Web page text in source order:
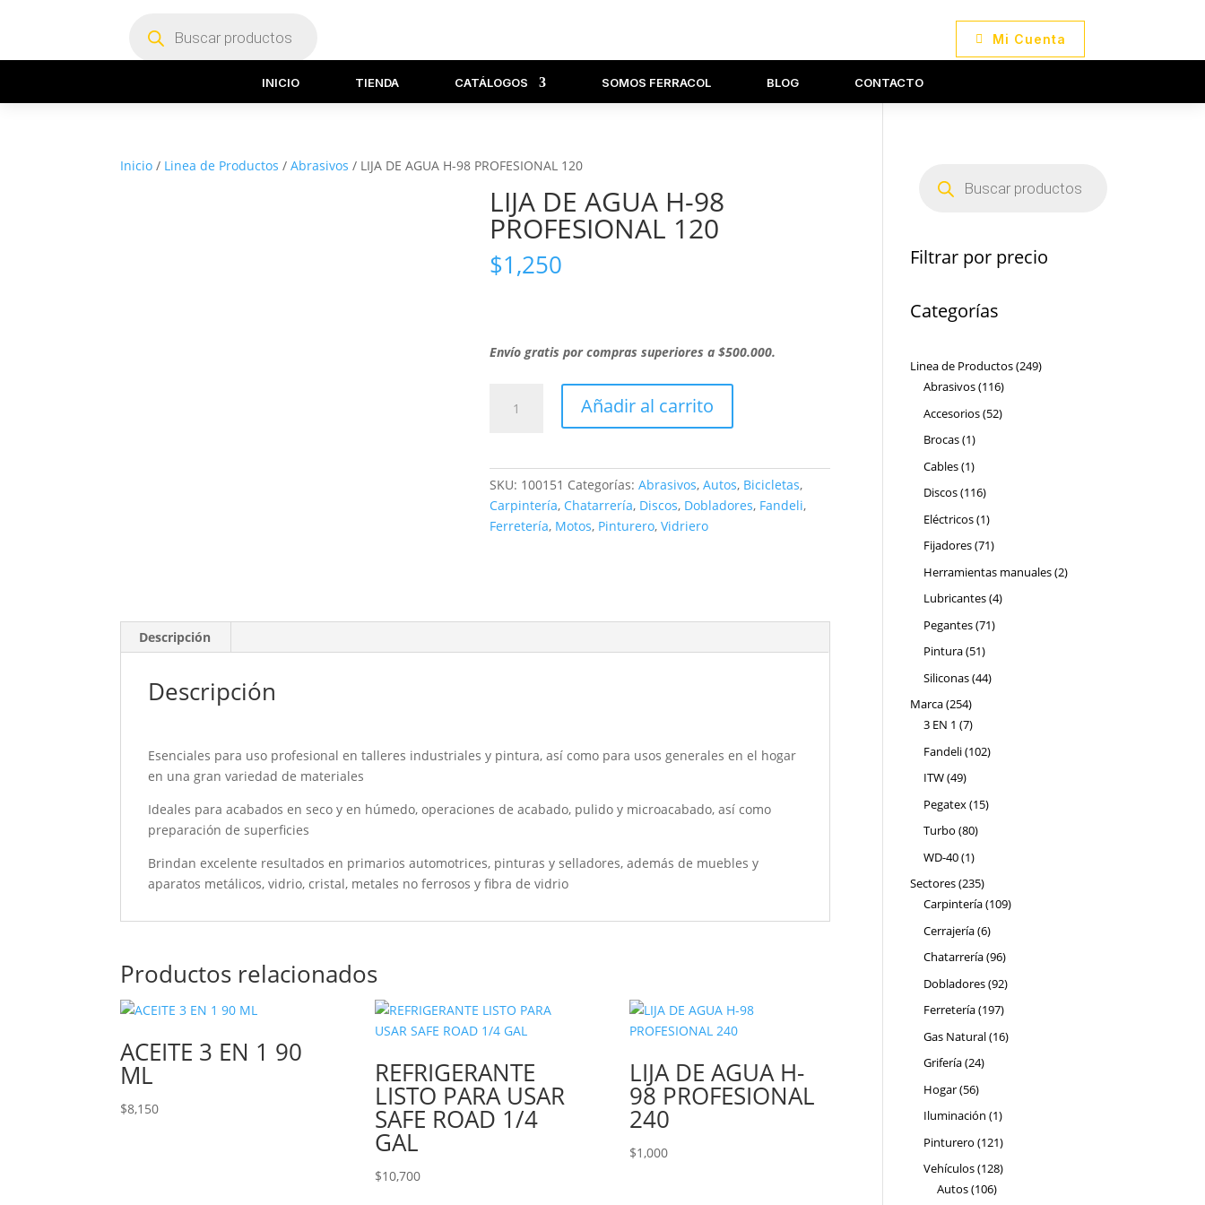
productos Mi Cuenta
INICIO TIENDA CATÁLOGOS SOMOS FERRACOL BLOG CONTACTO
Inicio / Linea de Productos /Abrasivos / LIJA DE AGUA H-98 PROFESIONAL 120
LIJA DE AGUA H-98
PROFESIONAL 120
$1,250
Envío gratis por compras superiores a $500.000.
PROFESIONAL
Añadir al carrito
SKU: 100151 Categorías:Abrasivos,Autos, Bicicletas,
Carpintería, Chatarrería, Discos, Dobladores, Fandeli,
Ferretería, Motos, Pinturero,Vidriero
Descripción
Descripción
Esenciales para uso profesional en talleres industriales y pintura, así como para usos generales en el hogar
en una gran variedad de materiales
Ideales para acabados en seco y en húmedo, operaciones de acabado, pulido y microacabado, así como
preparación de superficies
Brindan excelente resultados en primarios automotrices, pinturas y selladores, además de muebles y
aparatos metálicos, vidrio, cristal, metales no ferrosos y fibra de vidrio
Productos relacionados
ACEITE 3 EN 1 90
ML
$8,150
REFRIGERANTE
LISTO PARA USAR
SAFE ROAD 1/4
GAL
$10,700
LIJA DE AGUA H-
98 PROFESIONAL
240
$1,000
productos
Filtrar por precio
Categorías
Linea de Productos 249249
Abrasivos 116116
productos
Accesorios 5252
Brocas 11
producto
Cables 11
producto
Discos 116116
productos
Eléctricos 11
producto
Fijadores 7171
productos
Herramientas manuales 22
Lubricantes 44
Pegantes 7171
Pintura 5151
productos
Siliconas 4444
Marca 254254
productos
3 EN 1 77
productos
Fandeli 102102
ITW 4949
productos
Pegatex 1515
Turbo 8080
WD-40 11
producto
Sectores 235235
productos
Carpintería 109109
Cerrajería 66
productos
Chatarrería 9696
productos
Dobladores 9292
Ferretería 197197
productos
Gas Natural 1616
Grifería 2424
Hogar 5656
productos
Iluminación 11
producto
Pinturero 121121
productos
Vehículos 128128
Autos 106106